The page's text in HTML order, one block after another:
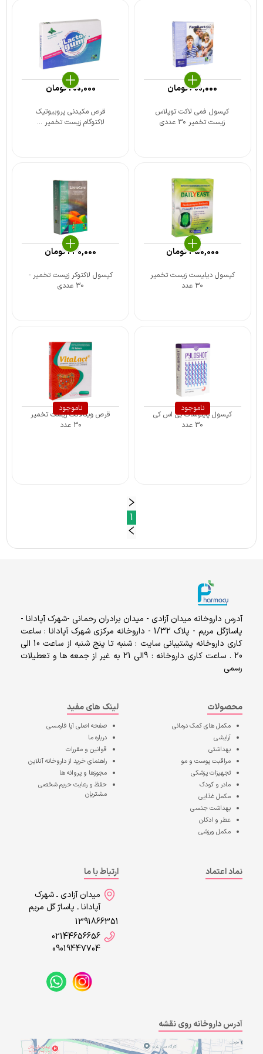
کپسول فمی لاکت توپلاس
زیست تخمیر 30 عددی
600,000تومان
قرص مکیدنی پروبیوتیک
لاکتوگام زیست تخمیر ...
200,000تومان
کپسول دیلیست زیست تخمیر
۳۰ عدد
450,000تومان
کپسول لاکتوکر زیست تخمیر -
30 عددی
240,000تومان
ناموجود
کپسول پایلوشات بی اس کی
30 عدد
ناموجود
قرص ویتالاکت زیست تخمیر
30 عدد
1
آدرس داروخانه میدان آزادی - میدان برادران رحمانی -شهرک آپادانا -
پاساژگل مریم - پلاک 1/32 - داروخانه مرکزی شهرک آپادانا : ساعت
کاری داروخانه پشتیبانی سایت : شنبه تا پنج شنبه از ساعت 10 الی
20 . ساعت کاری داروخانه : 9الی 21 به غیر از جمعه ها و تعطیلات
رسمی
محصولات
مکمل های کمک درمانی
آرایشی
بهداشتی
مراقبت پوست و مو
تجهیزات پزشکی
مادر و کودک
مکمل غذایی
بهداشت جنسی
عطر و ادکلن
مکمل ورزشی
لینک های مفید
صفحه اصلیآپا فارمسی
درباره ما
قوانین و مقررات
راهنمای خرید از داروخانه آنلاین
مجوزها و پروانه ها
حفظ و رعایت حریم شخصی
مشتریان
نماد اعتماد
ارتباط با ما
میدان آزادی ـ شهرک
آپادانا ـ پاساژ گل مریم
1391866351
02144656656
09019447704
آدرس داروخانه روی نقشه